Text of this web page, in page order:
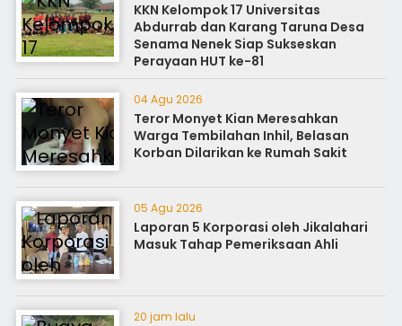
KKN Kelompok 17 Universitas
Abdurrab dan Karang Taruna Desa
Senama Nenek Siap Sukseskan
Perayaan HUT ke-81
04 Agu 2026
Teror Monyet Kian Meresahkan
Warga Tembilahan Inhil, Belasan
Korban Dilarikan ke Rumah Sakit
05 Agu 2026
Laporan 5 Korporasi oleh Jikalahari
Masuk Tahap Pemeriksaan Ahli
20 jam lalu